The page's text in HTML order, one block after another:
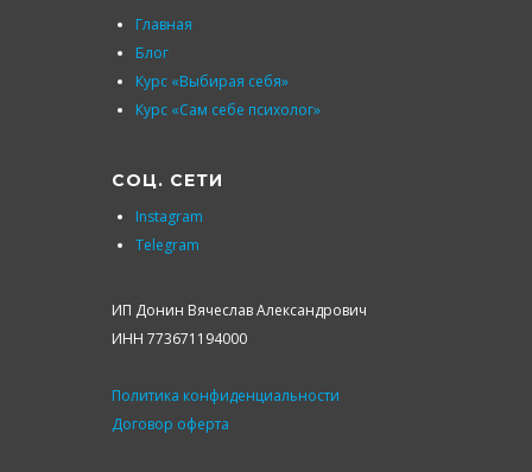
ИП Донин Вячеслав Александрович
ИНН 773671194000
Политика конфиденциальности
Договор оферта
Главная
Блог
Курс «Выбирая себя»
Курс «Сам себе психолог»
СОЦ. СЕТИ
Instagram
Telegram